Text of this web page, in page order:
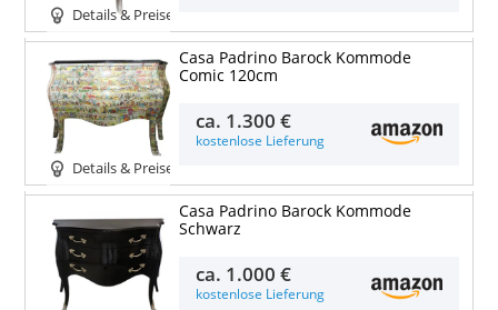
Details & Preise
Details & Preise
Casa Padrino Barock Kommode
Comic 120cm
ca. 1.300 €
kostenlose Lieferung
Casa Padrino Barock Kommode
Schwarz
ca. 1.000 €
kostenlose Lieferung